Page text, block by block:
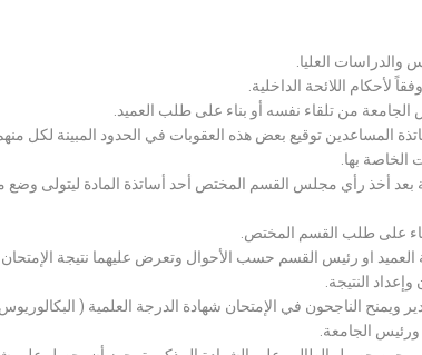
والدراسات العليا.
لأحكام اللائحة الداخلية.
من تلقاء نفسه أو بناء على طلب العميد.
المساعدين توقيع بعض هذه العقوبات في الحدود المبينة لكل منهم
الخاصة بها.
بعد أخذ رأي مجلس القسم المختص أحد أساتذة المادة ليتولى وضع
على طلب القسم المختص.
او رئيس القسم حسب الأحوال وتعرض عليهما نتيجة الإمتحان
النتيجة.
الناجحون في الإمتحان شهادة الدرجة العلمية ( البكالوريوس
ورئيس الجامعة.